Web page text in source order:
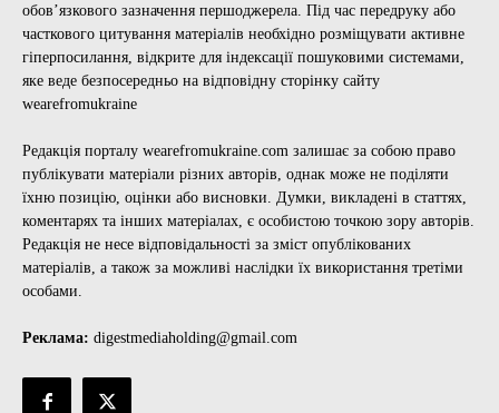
обов’язкового зазначення першоджерела. Під час передруку або
часткового цитування матеріалів необхідно розміщувати активне
гіперпосилання, відкрите для індексації пошуковими системами,
яке веде безпосередньо на відповідну сторінку сайту
wearefromukraine
Редакція порталу wearefromukraine.com залишає за собою право
публікувати матеріали різних авторів, однак може не поділяти
їхню позицію, оцінки або висновки. Думки, викладені в статтях,
коментарях та інших матеріалах, є особистою точкою зору авторів.
Редакція не несе відповідальності за зміст опублікованих
матеріалів, а також за можливі наслідки їх використання третіми
особами.
Реклама: digestmediaholding@gmail.com